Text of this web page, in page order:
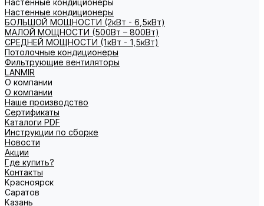
Настенные кондиционеры
Настенные кондиционеры
БОЛЬШОЙ МОЩНОСТИ (2кВт - 6,5кВт)
МАЛОЙ МОЩНОСТИ (500Вт – 800Вт)
СРЕДНЕЙ МОЩНОСТИ (1кВт - 1,5кВт)
Потолочные кондиционеры
Фильтрующие вентиляторы
LANMIR
О компании
О компании
Наше производство
Сертификаты
Каталоги PDF
Инструкции по сборке
Новости
Акции
Где купить?
Контакты
Красноярск
Саратов
Казань